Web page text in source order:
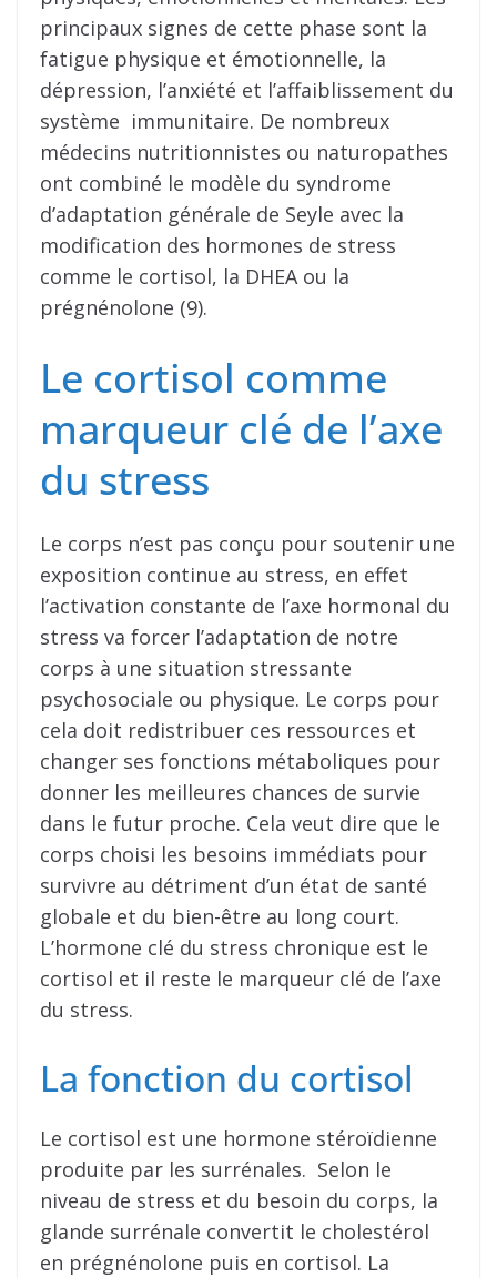
principaux signes de cette phase sont la
fatigue physique et émotionnelle, la
dépression, l’anxiété et l’affaiblissement du
système immunitaire. De nombreux
médecins nutritionnistes ou naturopathes
ont combiné le modèle du syndrome
d’adaptation générale de Seyle avec la
modification des hormones de stress
comme le cortisol, la DHEA ou la
prégnénolone (9).
Le cortisol comme
marqueur clé de l’axe
du stress
Le corps n’est pas conçu pour soutenir une
exposition continue au stress, en effet
l’activation constante de l’axe hormonal du
stress va forcer l’adaptation de notre
corps à une situation stressante
psychosociale ou physique. Le corps pour
cela doit redistribuer ces ressources et
changer ses fonctions métaboliques pour
donner les meilleures chances de survie
dans le futur proche. Cela veut dire que le
corps choisi les besoins immédiats pour
survivre au détriment d’un état de santé
globale et du bien-être au long court.
L’hormone clé du stress chronique est le
cortisol et il reste le marqueur clé de l’axe
du stress.
La fonction du cortisol
Le cortisol est une hormone stéroïdienne
produite par les surrénales. Selon le
niveau de stress et du besoin du corps, la
glande surrénale convertit le cholestérol
en prégnénolone puis en cortisol. La